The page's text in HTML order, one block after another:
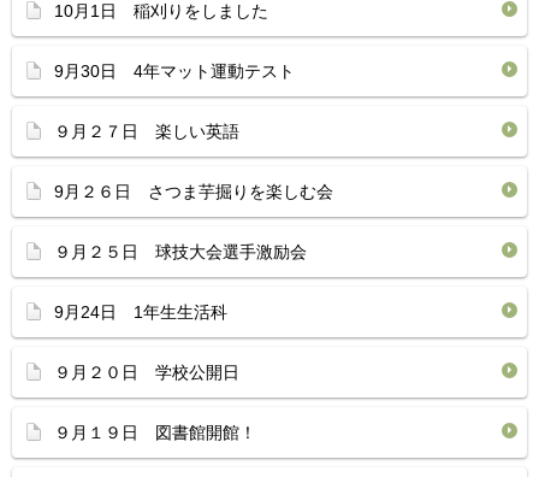
10月1日 稲刈りをしました
9月30日 4年マット運動テスト
９月２７日 楽しい英語
9月２６日 さつま芋掘りを楽しむ会
９月２５日 球技大会選手激励会
9月24日 1年生生活科
９月２０日 学校公開日
９月１９日 図書館開館！